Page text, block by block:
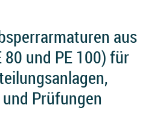
aus
80 und PE 100) für
Prüfungen